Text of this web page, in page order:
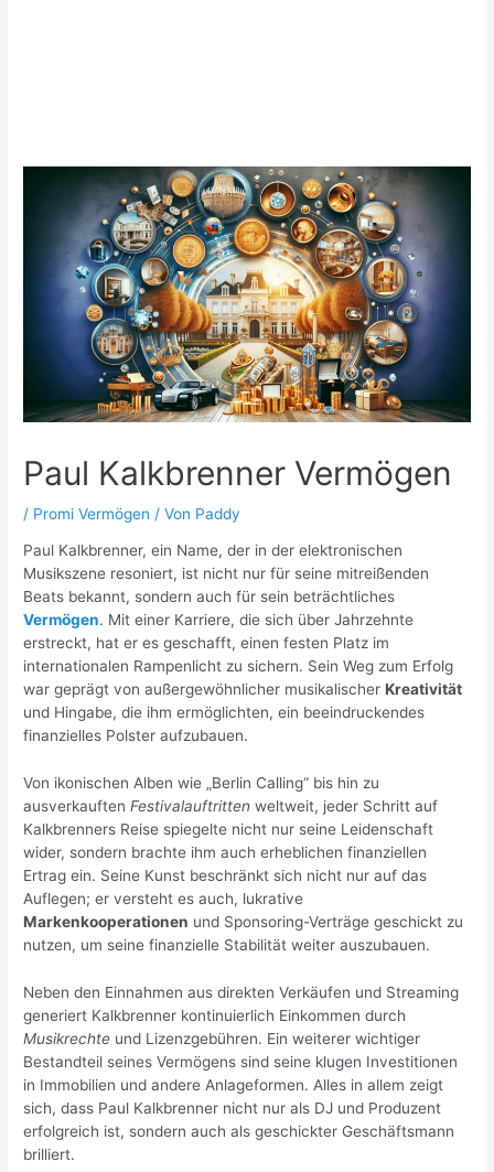
Paul Kalkbrenner Vermögen
/ Promi Vermögen / Von Paddy
Paul Kalkbrenner, ein Name, der in der elektronischen
Musikszene resoniert, ist nicht nur für seine mitreißenden
Beats bekannt, sondern auch für sein beträchtliches
Vermögen. Mit einer Karriere, die sich über Jahrzehnte
erstreckt, hat er es geschafft, einen festen Platz im
internationalen Rampenlicht zu sichern. Sein Weg zum Erfolg
war geprägt von außergewöhnlicher musikalischerKreativität
und Hingabe, die ihm ermöglichten, ein beeindruckendes
finanzielles Polster aufzubauen.
Von ikonischen Alben wie „Berlin Calling“ bis hin zu
ausverkauftenFestivalauftritten weltweit, jeder Schritt auf
Kalkbrenners Reise spiegelte nicht nur seine Leidenschaft
wider, sondern brachte ihm auch erheblichen finanziellen
Ertrag ein. Seine Kunst beschränkt sich nicht nur auf das
Auflegen; er versteht es auch, lukrative
Markenkooperationen und Sponsoring-Verträge geschickt zu
nutzen, um seine finanzielle Stabilität weiter auszubauen.
Neben den Einnahmen aus direkten Verkäufen und Streaming
generiert Kalkbrenner kontinuierlich Einkommen durch
Musikrechte und Lizenzgebühren. Ein weiterer wichtiger
Bestandteil seines Vermögens sind seine klugen Investitionen
in Immobilien und andere Anlageformen. Alles in allem zeigt
sich, dass Paul Kalkbrenner nicht nur als DJ und Produzent
erfolgreich ist, sondern auch als geschickter Geschäftsmann
brilliert.